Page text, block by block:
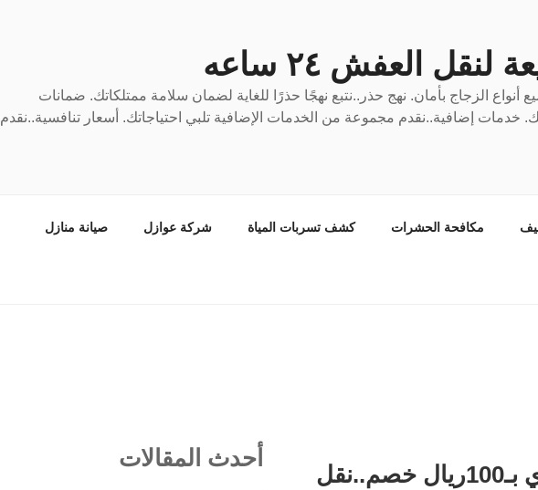
العفش ٢٤ ساعه
الزجاج بأمان. نهج حذر..نتبع نهجًا حذرًا للغاية لضمان سلامة ممتلكاتك. ضمانات
خدمات إضافية..نقدم مجموعة من الخدمات الإضافية تلبي احتياجاتك. أسعار تنافسية..نقدم
مكافحة الحشرات كشف تسربات المياة شركة عوازل صيانة منازل
دينا نقل عفش حي السويدي بـ100ريال خصم..نقل
أحدث المقالات